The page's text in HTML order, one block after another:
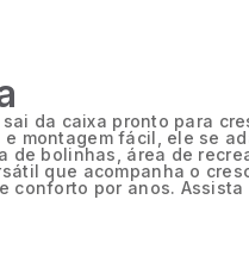
da caixa pronto para
montagem fácil, ele se
de bolinhas, área de
que acompanha o
conforto por anos.